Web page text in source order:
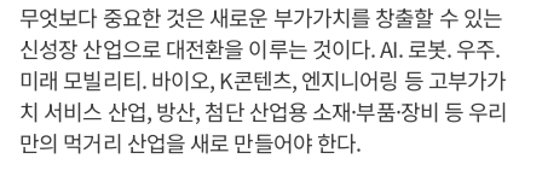
무엇보다 중요한 것은 새로운 부가가치를 창출할 수 있는
신성장 산업으로 대전환을 이루는 것이다. AI. 로봇. 우주.
미래 모빌리티. 바이오, K콘텐츠, 엔지니어링 등 고부가가
치 서비스 산업, 방산, 첨단 산업용 소재·부품·장비 등 우리
만의 먹거리 산업을 새로 만들어야 한다.